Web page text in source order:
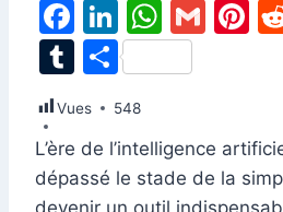
F
a
c
e
b
o
Li
n
k
e
dI
n
W
h
at
A
p
G
Pi
st
T
m
bl
r
P
ar
ta
g
er
Vues 548
L’ère de l’intelligence
dépassé le stade de la